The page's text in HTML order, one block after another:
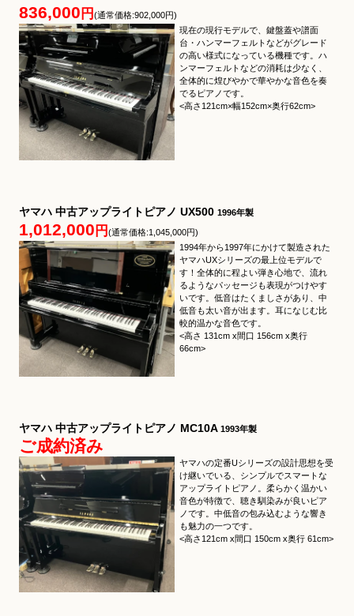
836,000 円 (通常価格:902,000円)
現在の現行モデルで、鍵盤蓋や譜面
台・ハンマーフェルトなどがグレード
の高い様式になっている機種です。ハ
ンマーフェルトなどの消耗は少なく、
全体的に煌びやかで華やかな音色を奏
でるピアノです。
<高さ121cm×幅152cm×奥行62cm>
ヤマハ 中古アップライトピアノ UX500 1996年製
1,012,000 円 (通常価格:1,045,000円)
1994年から1997年にかけて製造された
ヤマハUXシリーズの最上位モデルで
す！全体的に程よい弾き心地で、流れ
るようなパッセージも表現がつけやす
いです。低音はたくましさがあり、中
低音も太い音が出ます。耳になじむ比
較的温かな音色です。
<高さ 131cm x間口 156cm x奥行
66cm>
ヤマハ 中古アップライトピアノ MC10A 1993年製
ご成約済み
ヤマハの定番Uシリーズの設計思想を受
け継いでいる、シンプルでスマートな
アップライトピアノ。柔らかく温かい
音色が特徴で、聴き馴染みが良いピア
ノです。中低音の包み込むような響き
も魅力の一つです。
<高さ121cm x間口 150cm x奥行 61cm>